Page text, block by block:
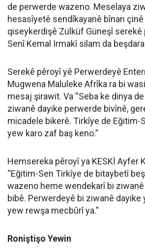
de perwerde wazeno. Meselaya
hesasîyetê sendîkayanê bînan çinê
qiseykerdişê Zülküf Güneşî serekê
Senî Kemal Irmakî silam da
Serekê pêroyî yê Perwerdeyê
Mugwena Maluleke Afrîka ra bi
mesaj şirawit. Va “Seba ke dinya
ziwanê dayike perwerde bivînê,
micadele bikerê. Tirkîye de Eğitim-
yew karo zaf baş keno.”
Hemsereka pêroyî ya KESKİ Ayfer
“Eğitim-Sen Tirkîye de bitaybetî
wazeno heme wendekarî bi
bibê. Perwerdeyê bi ziwanê dayike
yew rewşa mecbûrî ya.”
Roniştişo Yewin